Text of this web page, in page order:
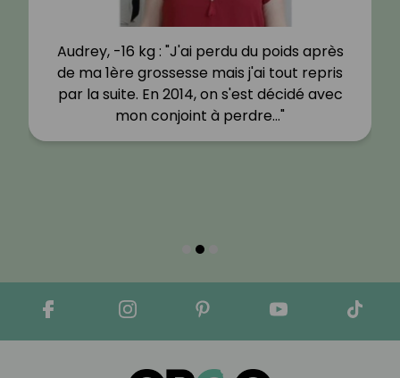
Audrey, -16 kg : "J'ai perdu du poids après
de ma 1ère grossesse mais j'ai tout repris
par la suite. En 2014, on s'est décidé avec
mon conjoint à perdre…"